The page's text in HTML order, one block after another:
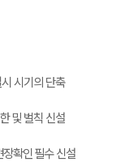
시기의 단축
및 벌칙 신설
확인 필수 신설